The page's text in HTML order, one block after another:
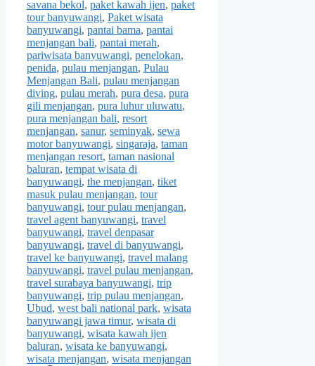
savana bekol, paket kawah ijen, paket
tour banyuwangi, Paket wisata
banyuwangi, pantai bama, pantai
menjangan bali, pantai merah,
pariwisata banyuwangi, penelokan,
penida, pulau menjangan, Pulau
Menjangan Bali, pulau menjangan
diving, pulau merah, pura desa, pura
gili menjangan, pura luhur uluwatu,
pura menjangan bali, resort
menjangan, sanur, seminyak, sewa
motor banyuwangi, singaraja, taman
menjangan resort, taman nasional
baluran, tempat wisata di
banyuwangi, the menjangan, tiket
masuk pulau menjangan, tour
banyuwangi, tour pulau menjangan,
travel agent banyuwangi, travel
banyuwangi, travel denpasar
banyuwangi, travel di banyuwangi,
travel ke banyuwangi, travel malang
banyuwangi, travel pulau menjangan,
travel surabaya banyuwangi, trip
banyuwangi, trip pulau menjangan,
Ubud, west bali national park, wisata
banyuwangi jawa timur, wisata di
banyuwangi, wisata kawah ijen
baluran, wisata ke banyuwangi,
wisata menjangan, wisata menjangan